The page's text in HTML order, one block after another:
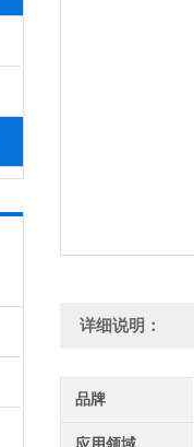
详细说明：
品牌